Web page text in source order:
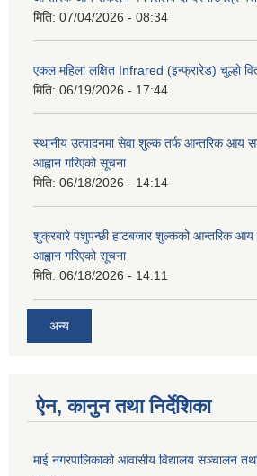
मिति: 07/04/2026 - 08:34
एकल महिला लक्षित Infrared (इन्फ्रारेड) चुल्हो
मिति: 06/19/2026 - 17:44
स्थानीय उत्पादनमा सेवा शुल्क तर्फ आन्तरिक आय
आह्वान गरिएको सूचना
मिति: 06/18/2026 - 14:14
शुक्रबारे पशुपन्छी हाटबजार शुल्कको आन्तरिक
आह्वान गरिएको सूचना
मिति: 06/18/2026 - 14:11
अन्य
ऐन, कानुन तथा निर्देशिका
माई नगरपालिकाको आवासीय विद्यालय सञ्चालन